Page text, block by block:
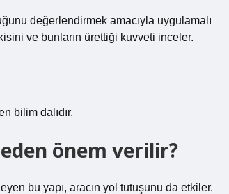
değerlendirmek amacıyla uygulamalı
ve bunların ürettiği kuvveti inceler.
bilim dalıdır.
önem verilir?
bu yapı, aracın yol tutuşunu da etkiler.